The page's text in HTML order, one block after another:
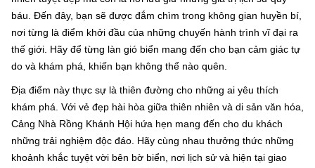
báu. Đến đây, bạn sẽ được đắm chìm trong không gian huyền bí,
nơi từng là điểm khởi đầu của những chuyến hành trình vĩ đại ra
thế giới. Hãy để từng làn gió biển mang đến cho bạn cảm giác tự
do và khám phá, khiến bạn không thể nào quên.
Địa điểm này thực sự là thiên đường cho những ai yêu thích
khám phá. Với vẻ đẹp hài hòa giữa thiên nhiên và di sản văn hóa,
Cảng Nhà Rồng Khánh Hội hứa hẹn mang đến cho du khách
những trải nghiệm độc đáo. Hãy cùng nhau thưởng thức những
khoảnh khắc tuyệt vời bên bờ biển, nơi lịch sử và hiện tại giao